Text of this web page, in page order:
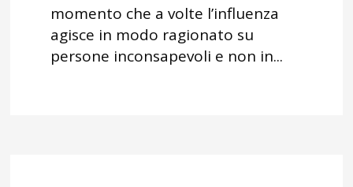
momento che a volte l’influenza
agisce in modo ragionato su
persone inconsapevoli e non in...